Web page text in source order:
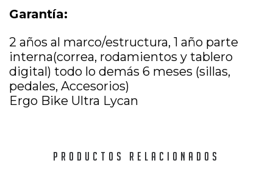
Garantía:
2 años al marco/estructura, 1 año parte
interna(correa, rodamientos y tablero
digital) todo lo demás 6 meses (sillas,
pedales, Accesorios)
Ergo Bike Ultra Lycan
PRODUCTOS RELACIONADOS